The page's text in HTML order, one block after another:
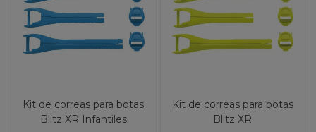
Kit de correas para botas
Blitz XR Infantiles
Kit de correas para botas
Blitz XR